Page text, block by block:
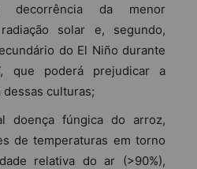
decorrência da menor
solar e, segundo,
do El Niño durante
que poderá prejudicar a
culturas;
doença fúngica do arroz,
de temperaturas em torno
relativa do ar (>90%),